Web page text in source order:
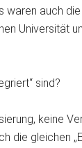
waren auch
Universität
sind?
keine
die gleichen